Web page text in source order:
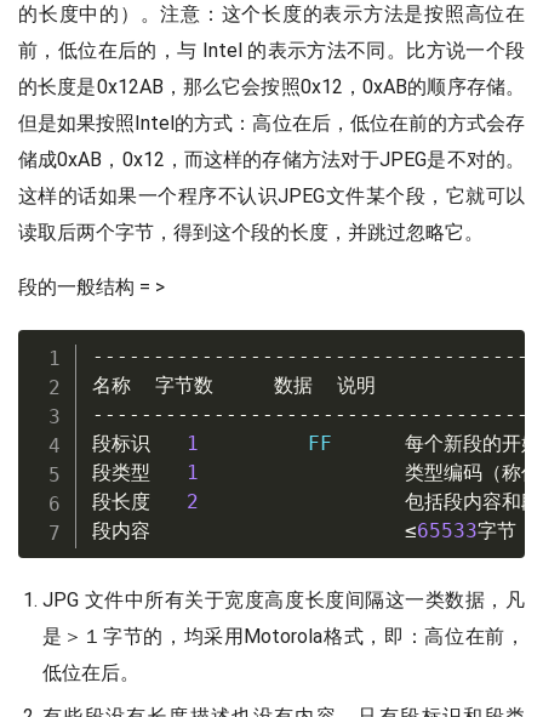
的长度中的）。注意：这个长度的表示方法是按照高位在
前，低位在后的，与 Intel 的表示方法不同。比方说一个段
的长度是0x12AB，那么它会按照0x12，0xAB的顺序存储。
但是如果按照Intel的方式：高位在后，低位在前的方式会存
储成0xAB，0x12，而这样的存储方法对于JPEG是不对的。
这样的话如果一个程序不认识JPEG文件某个段，它就可以
读取后两个字节，得到这个段的长度，并跳过忽略它。
段的一般结构 = >
名称
字节数 数据
说明
段标识
1
         FF
每个新段的开
段类型
1
类型编码（称
段长度
2
包括段内容和
段内容
≤65533字节
JPG 文件中所有关于宽度高度长度间隔这一类数据，凡
是＞１字节的，均采用Motorola格式，即：高位在前，
低位在后。